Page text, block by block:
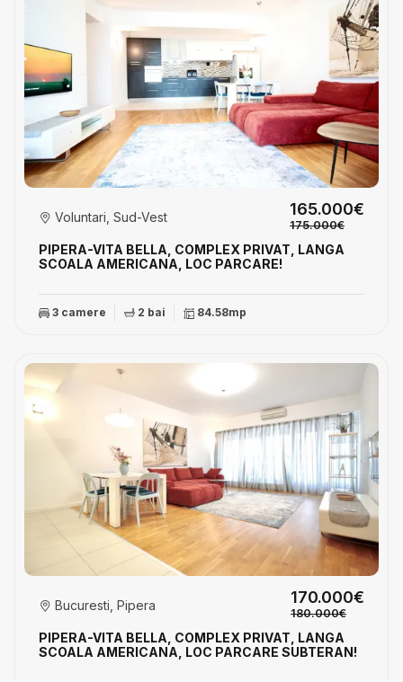
PIPERA-VITA BELLA, COMPLEX PRIVAT, LANGA
SCOALA AMERICANA, LOC PARCARE!
Voluntari, Sud-Vest 165.000€
175.000€
3 camere 2 bai 84.58mp
PIPERA-VITA BELLA, COMPLEX PRIVAT, LANGA
SCOALA AMERICANA, LOC PARCARE SUBTERAN!
Bucuresti, Pipera 170.000€
180.000€